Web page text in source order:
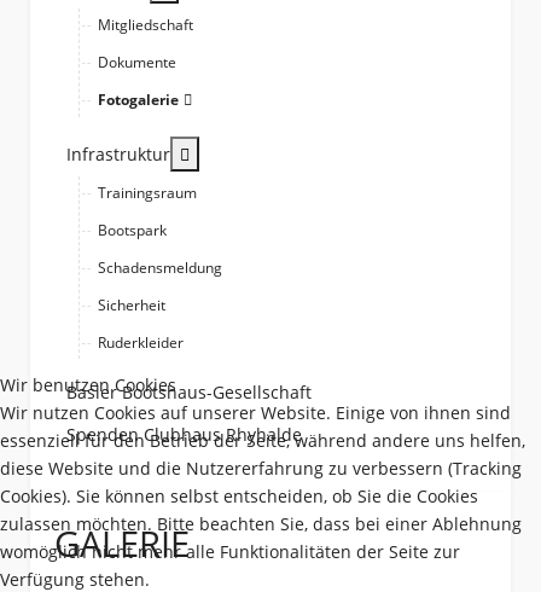
Mitgliedschaft
Dokumente
Fotogalerie
Infrastruktur
Trainingsraum
Bootspark
Schadensmeldung
Sicherheit
Ruderkleider
Basler Bootshaus-Gesellschaft
Spenden Clubhaus Rhyhalde
GALERIE
Wir benutzen Cookies
Wir nutzen Cookies auf unserer Website. Einige von ihnen sind
essenziell für den Betrieb der Seite, während andere uns helfen,
diese Website und die Nutzererfahrung zu verbessern (Tracking
Cookies). Sie können selbst entscheiden, ob Sie die Cookies
zulassen möchten. Bitte beachten Sie, dass bei einer Ablehnung
womöglich nicht mehr alle Funktionalitäten der Seite zur
Verfügung stehen.